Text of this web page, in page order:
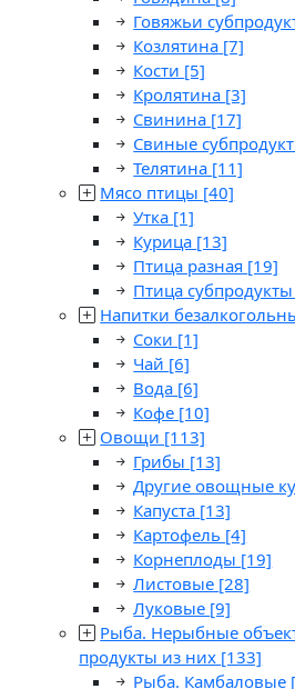
Говяжьи
Козлятина [7]
Кости [5]
Кролятина [3]
Свинина [17]
Свиные
Телятина [11]
Мясо птицы [40]
Утка [1]
Курица [13]
Птица разная [19]
Птица субпродукты
Напитки
Соки [1]
Чай [6]
Вода [6]
Кофе [10]
Овощи [113]
Грибы [13]
Другие овощные
Капуста [13]
Картофель [4]
Корнеплоды [19]
Листовые [28]
Луковые [9]
Рыба. Нерыбные
продукты из них [133]
Рыба. Камбаловые